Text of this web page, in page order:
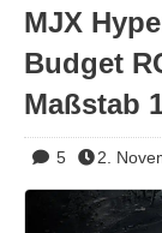
MJX
Budget
Maßstab
5 2.